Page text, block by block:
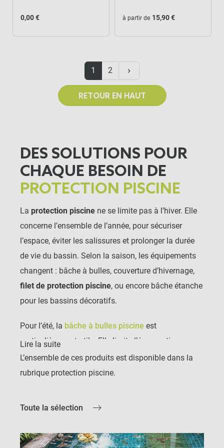
0,00 € à partir de 15,90 €
1 2 keyboard_arrow_right
RETOUR EN HAUT
DES SOLUTIONS POUR
CHAQUE BESOIN DE
PROTECTION PISCINE
La protection piscine ne se limite pas à l’hiver. Elle
concerne l’ensemble de l’année, pour sécuriser
l’espace, éviter les salissures et prolonger la durée
de vie du bassin. Selon la saison, les équipements
changent : bâche à bulles, couverture d’hivernage,
filet de protection piscine, ou encore bâche étanche
pour les bassins décoratifs.
Pour l’été, la bâche à bulles piscine est
particulièrement utile. Elle limite l’évaporation,
conserve la chaleur de l’eau et évite que des feuilles
tombent dans le bassin. Les modèles Geobubble
d’hivernageest recommandée. Elle empêche la
Lire la suite
L’ensemble de ces produits est disponible dans la
rubrique protection piscine.
Toute la sélection